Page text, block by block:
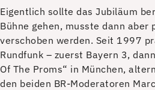
Eigentlich sollte das Jubiläum
Bühne gehen, musste dann aber
verschoben werden. Seit 1997
Rundfunk – zuerst Bayern 3,
Of The Proms“ in München,
den beiden BR-Moderatoren